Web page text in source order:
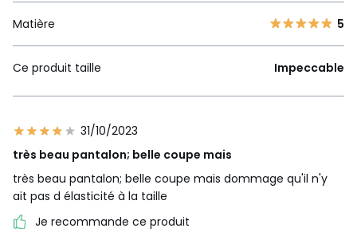
Matière 5
Ce produit taille Impeccable
31/10/2023
très beau pantalon; belle coupe mais
très beau pantalon; belle coupe mais dommage qu'il n'y
ait pas d élasticité à la taille
Je recommande ce produit